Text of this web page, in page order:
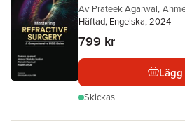
Av Prateek Agarwal,
Häftad, Engelska, 2024
799 kr
Skickas